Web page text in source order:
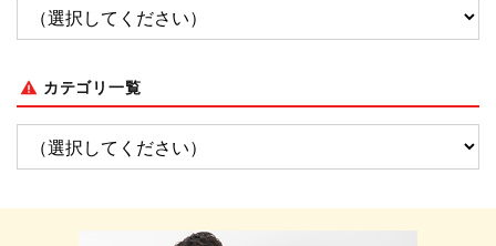
カテゴリ一覧